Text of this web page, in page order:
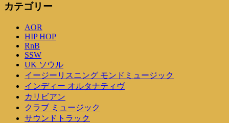
カテゴリー
AOR
HIP HOP
RnB
SSW
UK ソウル
イージーリスニング モンドミュージック
インディー オルタナティヴ
カリビアン
クラブ ミュージック
サウンドトラック